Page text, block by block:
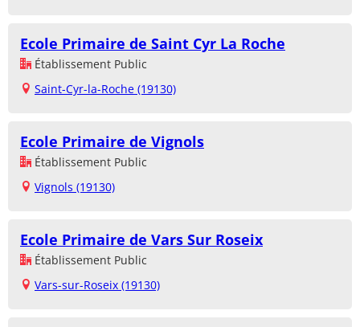
Ecole Primaire de Saint Cyr La Roche
Établissement Public
Saint-Cyr-la-Roche (19130)
Ecole Primaire de Vignols
Établissement Public
Vignols (19130)
Ecole Primaire de Vars Sur Roseix
Établissement Public
Vars-sur-Roseix (19130)